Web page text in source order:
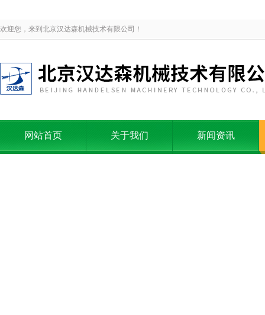
欢迎您，来到北京汉达森机械技术有限公司！
网站首页 关于我们 新闻资讯